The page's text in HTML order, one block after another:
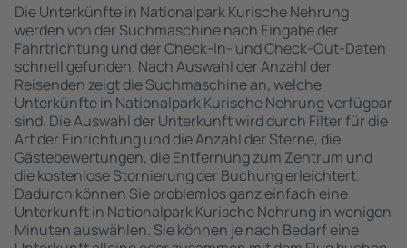
Die Unterkünfte in Nationalpark Kurische Nehrung
werden von der Suchmaschine nach Eingabe der
Fahrtrichtung und der Check-In- und Check-Out-Daten
schnell gefunden. Nach Auswahl der Anzahl der
Reisenden zeigt die Suchmaschine an, welche
Unterkünfte in Nationalpark Kurische Nehrung verfügbar
sind. Die Auswahl der Unterkunft wird durch Filter für die
Art der Einrichtung und die Anzahl der Sterne, die
Gästebewertungen, die Entfernung zum Zentrum und
die kostenlose Stornierung der Buchung erleichtert.
Dadurch können Sie problemlos ganz einfach eine
Unterkunft in Nationalpark Kurische Nehrung in wenigen
Minuten auswählen. Sie können je nach Bedarf eine